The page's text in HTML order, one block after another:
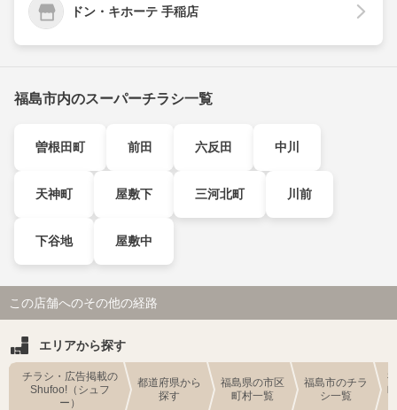
ドン・キホーテ 手稲店
福島市内のスーパーチラシ一覧
曽根田町 前田 六反田 中川
天神町 屋敷下 三河北町 川前
下谷地 屋敷中
この店舗へのその他の経路
エリアから探す
チラシ・広告掲載の
Shufoo!（シュフ
ー）
都道府県から
探す
福島県の市区
町村一覧
福島市のチラ
シ一覧